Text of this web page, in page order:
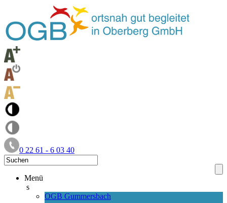
0 22 61 - 6 03 40
Menü
s
OGB Gummersbach